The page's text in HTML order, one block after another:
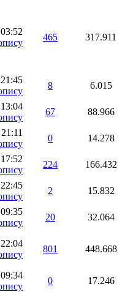
03:52
465 317.911
21:45
8
6.015
13:04
67
88.966
21:11
0
14.278
17:52
224
166.432
22:45
2
15.832
09:35
20
32.064
22:04
801 448.668
09:34
0
17.246